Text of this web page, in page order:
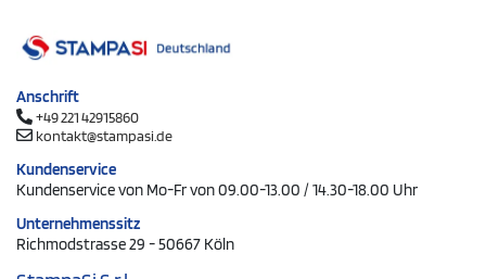
Anschrift
+49 221 42915860
kontakt@stampasi.de
Kundenservice
Kundenservice von Mo-Fr von 09.00-13.00 / 14.30-18.00 Uhr
Unternehmenssitz
Richmodstrasse 29 - 50667 Köln